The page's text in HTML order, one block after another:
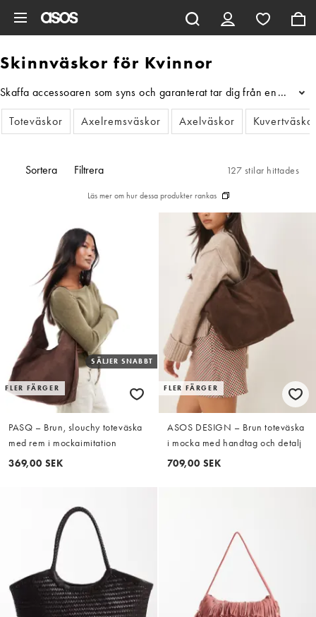
Skinnväskor för Kvinnor
Skaffa accessoaren som syns och garanterat tar dig från en...
Toteväskor
Axelremsväskor Axelväskor
Sortera Filtrera 127 stilar hittades
Läs mer om hur dessa produkter rankas
FLER FÄRGER
SÄLJER SNABBT
PASQ – Brun, slouchy toteväska
med rem i mockaimitation
369,00 SEK
FLER FÄRGER
ASOS DESIGN – Brun toteväska
i mocka med handtag och detalj
709,00 SEK